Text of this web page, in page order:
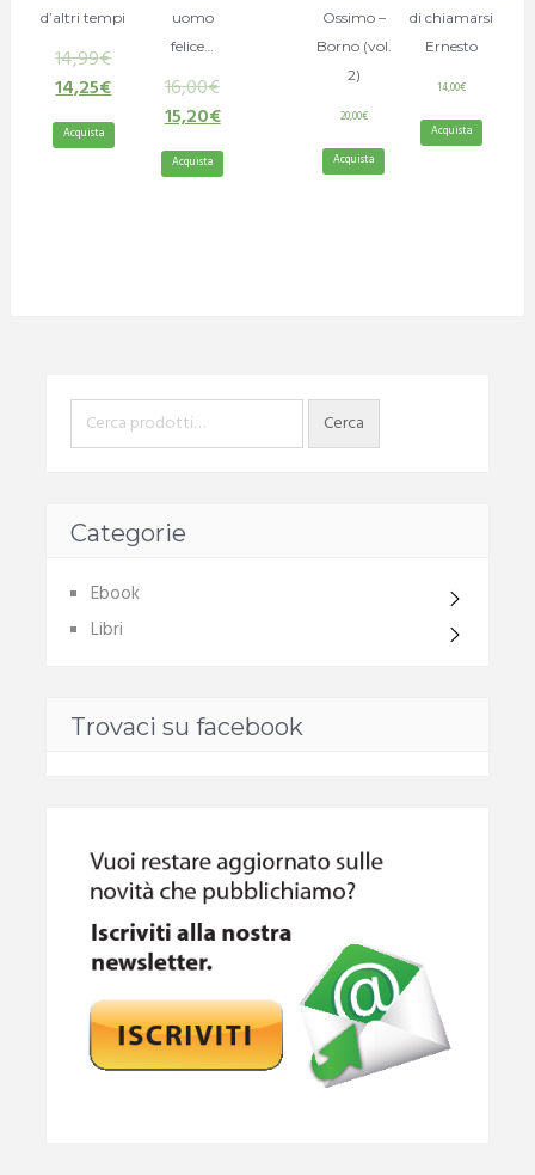
d’altri tempi
14,99€
14,25€
Acquista
di chiamarsi
Ernesto
14,00€
Acquista
uomo
felice…
16,00€
15,20€
Acquista
Ossimo –
Borno (vol.
2)
20,00€
Acquista
Categorie
Ebook
Libri
Trovaci su facebook